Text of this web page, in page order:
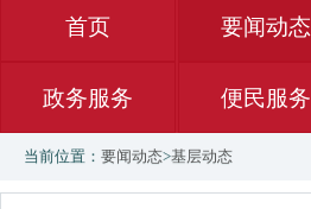
首页 要闻动态
政务服务 便民服务
当前位置： 要闻动态>基层动态